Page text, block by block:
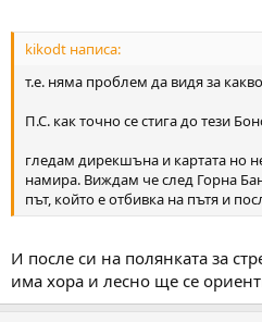
kikodt написа:
т.е. няма проблем да видя за
П.С. как точно се стига до тези
гледам дирекшъна и картата но
намира. Виждам че след Горна
път, който е отбивка на пътя и
И после си на полянката за
има хора и лесно ще се